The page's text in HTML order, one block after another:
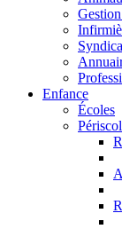
Enfance
Écoles